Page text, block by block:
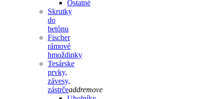
Ostatné
Skrutky
do
betónu
Fischer
rámové
hmoždinky
Tesárske
prvky,
závesy,
zástrčeaddremove